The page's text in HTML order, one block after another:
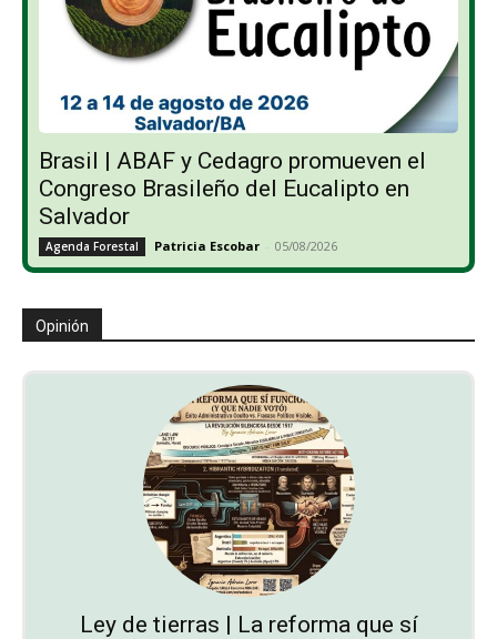
Brasil | ABAF y Cedagro promueven el
Congreso Brasileño del Eucalipto en
Salvador
Agenda Forestal Patricia Escobar - 05/08/2026
Opinión
Ley de tierras | La reforma que sí